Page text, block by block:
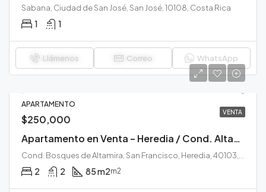
Sabana, Ciudad de San José, San José, 10108, Costa Rica
1 1
Llámenos Correo WhatsApp
VENTA
APARTAMENTO
$250,000
Apartamento en Venta – Heredia / Cond. Altamira
2 2 85 m2m2